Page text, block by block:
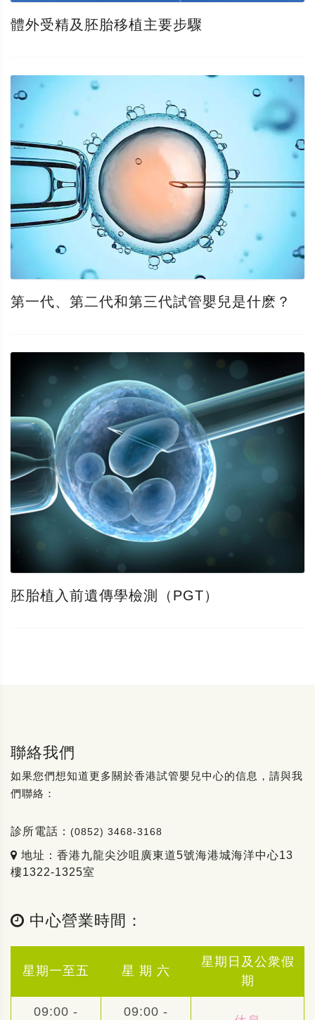
體外受精及胚胎移植主要步驟
第一代、第二代和第三代試管嬰兒是什麽？
胚胎植入前遺傳學檢測（PGT）
聯絡我們
如果您們想知道更多關於香港試管嬰兒中心的信息，請與我
們聯絡：
診所電話： (0852) 3468-3168
地址：香港九龍尖沙咀廣東道5號海港城海洋中心13
樓1322-1325室
中心營業時間：
星期一至五 星 期 六
星期日及公衆假
期
09:00 - 09:00 -